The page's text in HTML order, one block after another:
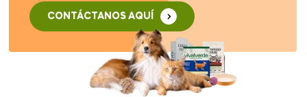
CONTÁCTANOS AQUÍ